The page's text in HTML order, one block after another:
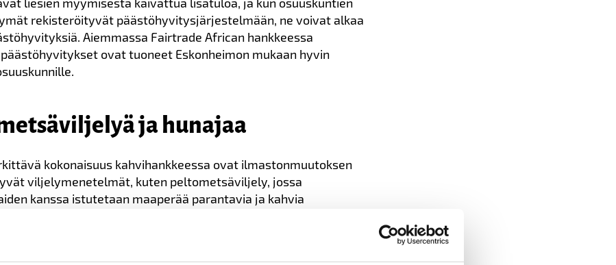
rekisteröityvät päästöhyvitysjärjestelmään, ne voivat alkaa
Aiemmassa Fairtrade African hankkeessa
ovat tuoneet Eskonheimon mukaan hyvin
ja hunajaa
kokonaisuus kahvihankkeessa ovat ilmastonmuutoksen
viljelymenetelmät, kuten peltometsäviljely, jossa
kanssa istutetaan maaperää parantavia ja kahvia